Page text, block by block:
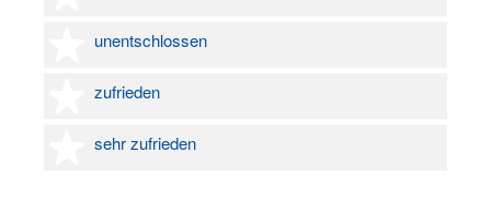
unentschlossen
3 Sterne
zufrieden
4 Sterne
sehr zufrieden
5 Sterne